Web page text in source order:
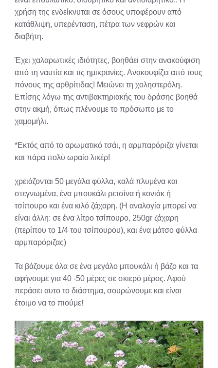
χρήση της ενδείκνυται σε όσους υποφέρουν από
κατάθλιψη, υπερένταση, πέτρα των νεφρών και
διαβήτη.
Έχει χαλαρωτικές ιδιότητες, βοηθάει στην ανακούφιση
από τη ναυτία και τις ημικρανίες. Аνακουφίζει από τους
πόνους της αρθρίτιδας! Μειώνει τη χοληστερόλη.
Επίσης λόγω της αντιβακτηριακής του δράσης βοηθά
στην ακμή, όπως πλένουμε το πρόσωπο με το
χαμομήλι.
*Εκτός από το αρωματικό τσάι, η αρμπαρόριζα γίνεται
και πάρα πολύ ωραίο λικέρ!
χρειάζονται 50 μεγάλα φύλλα, καλά πλυμένα και
στεγνωμένα, ένα μπουκάλι ρετσίνα ή κονιάκ ή
τσίπουρο και ένα κιλό ζάχαρη. (Η αναλογία μπορεί να
είναι άλλη: σε ένα λίτρο τσίπουρο, 250gr ζάχαρη
(περίπου το 1/4 του τσίπουρου), και ένα μάτσο φύλλα
αρμπαρόριζας)
Τα βάζουμε όλα σε ένα μεγάλο μπουκάλι ή βάζο και τα
αφήνουμε για 40 -50 μέρες σε σκιερό μέρος. Αφού
περάσει αυτο το διάστημα, σουρώνουμε και είναι
έτοιμο να το πιούμε!